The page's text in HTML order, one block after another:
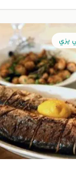
پزي